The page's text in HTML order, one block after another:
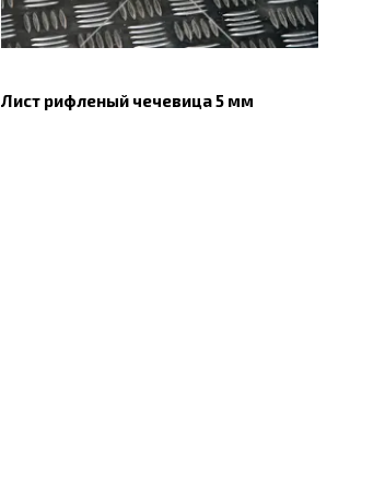
Лист рифленый чечевица 5 мм